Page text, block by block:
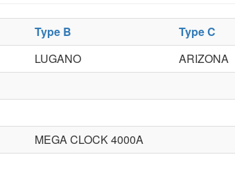
Type B Type C
LUGANO ARIZONA
MEGA CLOCK 4000A